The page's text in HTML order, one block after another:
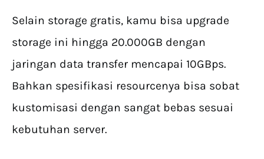
Selain storage gratis, kamu bisa upgrade
storage ini hingga 20.000GB dengan
jaringan data transfer mencapai 10GBps.
Bahkan spesifikasi resourcenya bisa sobat
kustomisasi dengan sangat bebas sesuai
kebutuhan server.